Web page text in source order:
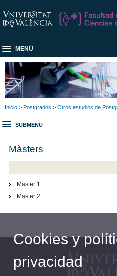
MENÚ
Inicio > Postgrados > Otros estudios de
SUBMENU
Màsters
Master 1
Master 2
Cookies y
privacidad